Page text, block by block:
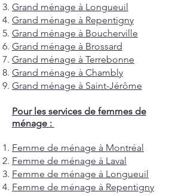
Grand ménage à Longueuil
Grand ménage à Repentigny
Grand ménage à Boucherville
Grand ménage à Brossard
Grand ménage à Terrebonne
Grand ménage à Chambly
Grand ménage à Saint-Jérôme
Pour les services de femmes de
ménage :
Femme de ménage à Montréal
Femme de ménage à Laval
Femme de ménage à Longueuil
Femme de ménage à Repentigny